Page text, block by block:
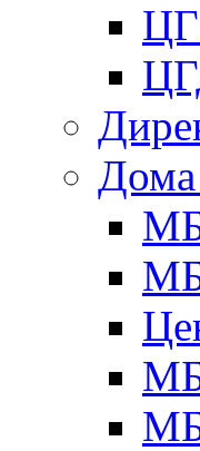
Дома